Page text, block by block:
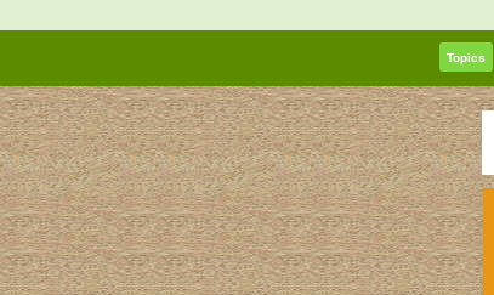
Topics